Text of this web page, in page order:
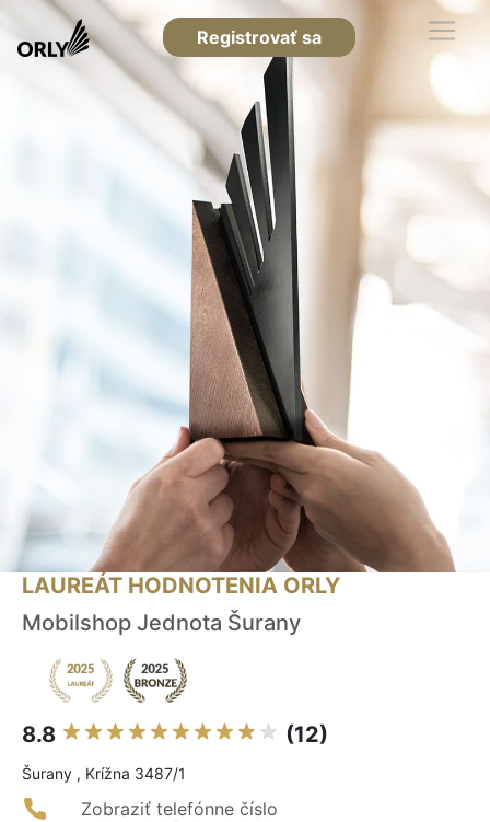
Registrovať sa
LAUREÁT HODNOTENIA ORLY
Mobilshop Jednota Šurany
8.8 (12)
Šurany , Krížna 3487/1
Zobraziť telefónne číslo